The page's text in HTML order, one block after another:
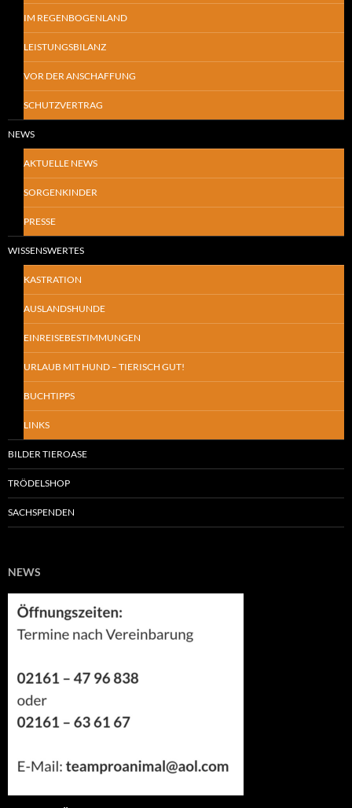
IM REGENBOGENLAND
LEISTUNGSBILANZ
VOR DER ANSCHAFFUNG
SCHUTZVERTRAG
NEWS
AKTUELLE NEWS
SORGENKINDER
PRESSE
WISSENSWERTES
KASTRATION
AUSLANDSHUNDE
EINREISEBESTIMMUNGEN
URLAUB MIT HUND – TIERISCH GUT!
BUCHTIPPS
LINKS
BILDER TIEROASE
TRÖDELSHOP
SACHSPENDEN
NEWS